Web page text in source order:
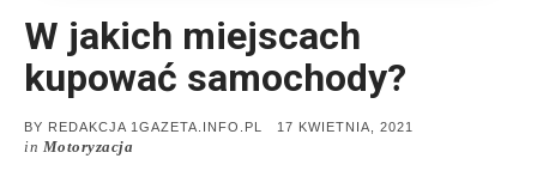
W jakich miejscach
kupować samochody?
BY REDAKCJA 1GAZETA.INFO.PL
POSTED
17 KWIETNIA, 2021
in Motoryzacja